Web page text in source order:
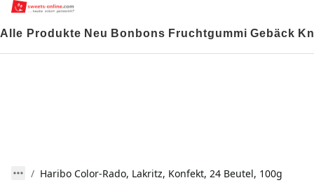
Alle Produkte Neu Bonbons Fruchtgummi Gebäck
Haribo Color-Rado, Lakritz, Konfekt, 24 Beutel, 100g